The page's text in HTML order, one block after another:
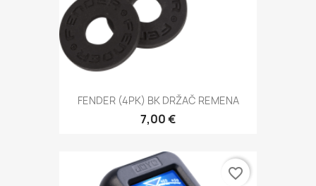
FENDER (4PK) BK DRŽAČ REMENA
7,00 €
favorite_border